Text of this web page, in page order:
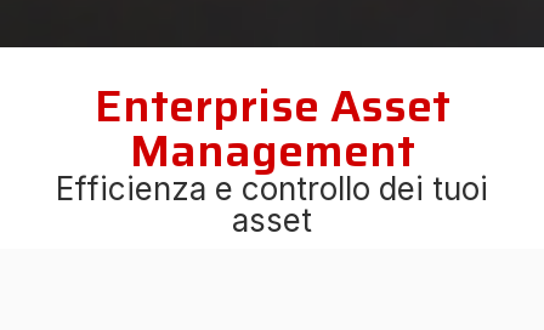
Enterprise Asset
Management
Efficienza e controllo dei tuoi
asset